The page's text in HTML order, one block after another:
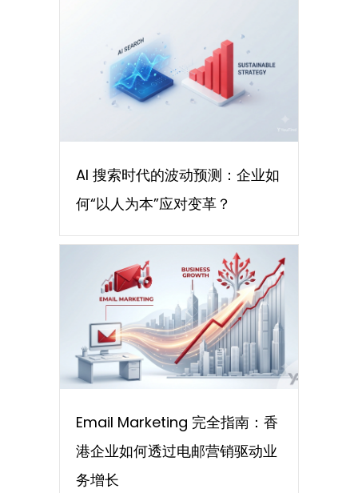
AI 搜索时代的波动预测：企业如
何“以人为本”应对变革？
Email Marketing 完全指南：香
港企业如何透过电邮营销驱动业
务增长